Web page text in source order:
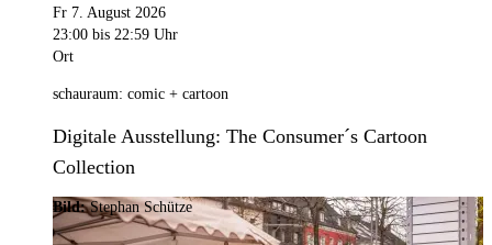
Fr 7. August 2026
23:00 bis 22:59 Uhr
Ort
schauraum: comic + cartoon
Digitale Ausstellung: The Consumer´s Cartoon
Collection
Bild:Stephan Schütze